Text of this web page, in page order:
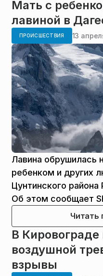
Мать с
лавиной в
ПРОИСШЕСТВИЯ 13
Лавина обрушилась
ребенком и других
Цунтинского
Об этом сообщает
Читать
В Кировограде
воздушной
взрывы